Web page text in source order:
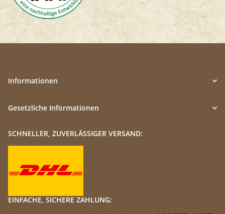
Informationen
Gesetzliche Informationen
SCHNELLER, ZUVERLÄSSIGER VERSAND:
EINFACHE, SICHERE ZAHLUNG: